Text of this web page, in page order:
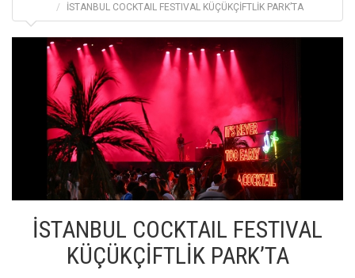
İSTANBUL COCKTAIL FESTIVAL KÜÇÜKÇİFTLİK PARK’TA
İSTANBUL COCKTAIL FESTIVAL
KÜÇÜKÇİFTLİK PARK’TA